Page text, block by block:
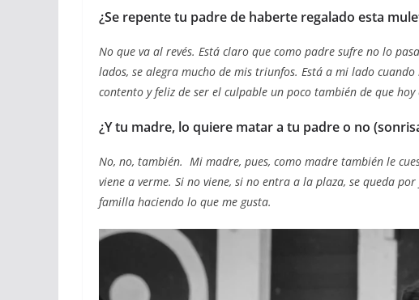
¿Se repente tu padre de haberte regalado esta
No que va al revés. Está claro que como padre sufre no lo
lados, se alegra mucho de mis triunfos. Está a mi lado
contento y feliz de ser el culpable un poco también de que hoy
¿Y tu madre, lo quiere matar a tu padre o no
No, no, también. Mi madre, pues, como madre también le
viene a verme. Si no viene, si no entra a la plaza, se queda
familla haciendo lo que me gusta.